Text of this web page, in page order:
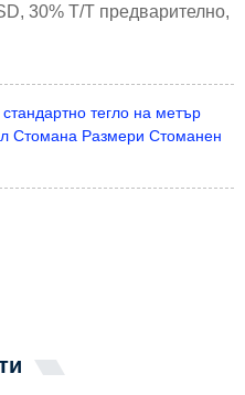
30% T/T предварително,
тегло на метър
Стомана Размери Стоманен